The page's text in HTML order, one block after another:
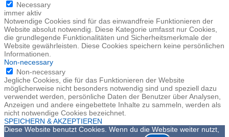
Necessary
immer aktiv
Notwendige Cookies sind für das einwandfreie Funktionieren der
Website absolut notwendig. Diese Kategorie umfasst nur Cookies,
die grundlegende Funktionalitäten und Sicherheitsmerkmale der
Website gewährleisten. Diese Cookies speichern keine persönlichen
Informationen.
Non-necessary
Non-necessary
Jegliche Cookies, die für das Funktionieren der Website
möglicherweise nicht besonders notwendig sind und speziell dazu
verwendet werden, persönliche Daten der Benutzer über Analysen,
Anzeigen und andere eingebettete Inhalte zu sammeln, werden als
nicht notwendige Cookies bezeichnet.
SPEICHERN & AKZEPTIEREN
Diese Website benutzt Cookies. Wenn du die Website weiter nutzt,